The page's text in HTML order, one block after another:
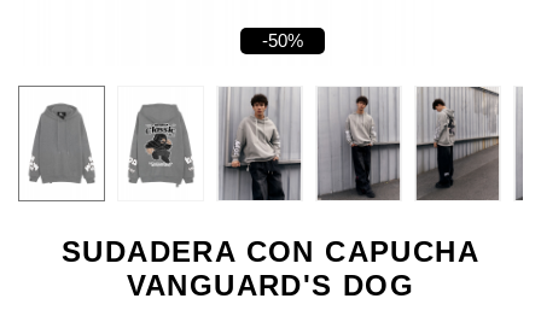
-50%
SUDADERA CON CAPUCHA
VANGUARD'S DOG